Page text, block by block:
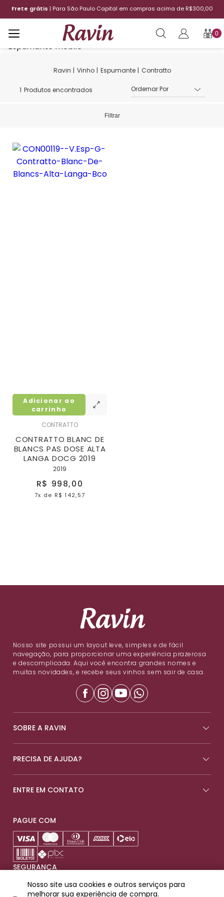
Frete grátis | Para São Paulo Capital em compras acima de R$300,00
0
Vinho Espumante Contratto
1 Produtos encontrados
Filtrar
CONTRATTO
CONTRATTO BLANC DE
BLANCS PAS DOSE ALTA
LANGA DOCG 2019
2019
R$ 998,00
7x de R$ 142,57
Adicionar ao
carrinho
Nosso site possui um layout leve, simples e de fácil
navegação, para proporcionar uma experiência prazerosa
e descomplicada. Aqui você encontra grandes nomes e
muitas novidades, e recebe seus vinhos sem sair de casa.
SOBRE A RAVIN
PRECISA DE AJUDA?
ENTRE EM CONTATO
PAGUE COM
SEGURANÇA
Nosso site usa cookies e outros serviços para
melhorar sua experiência de compra.